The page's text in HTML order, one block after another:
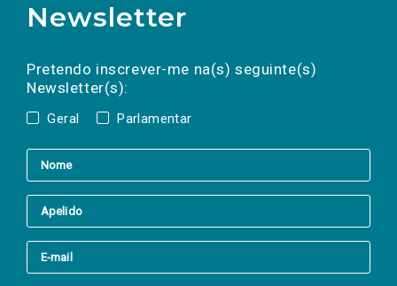
Newsletter
Pretendo inscrever-me na(s) seguinte(s)
Newsletter(s):
Geral Parlamentar
a(s) newsletter(s).
mail